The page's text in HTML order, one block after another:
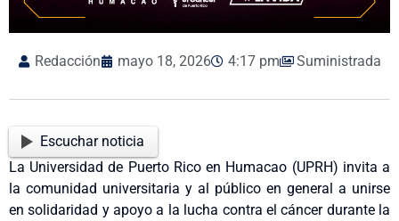
Redacción mayo 18, 2026 4:17 pm Suministrada
Escuchar noticia
La Universidad de Puerto Rico en Humacao (UPRH) invita a
la comunidad universitaria y al público en general a unirse
en solidaridad y apoyo a la lucha contra el cáncer durante la